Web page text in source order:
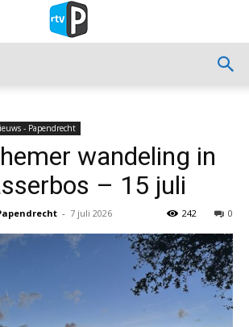
- Papendrecht
wandeling in
– 15 juli
- 7 juli 2026 0
242